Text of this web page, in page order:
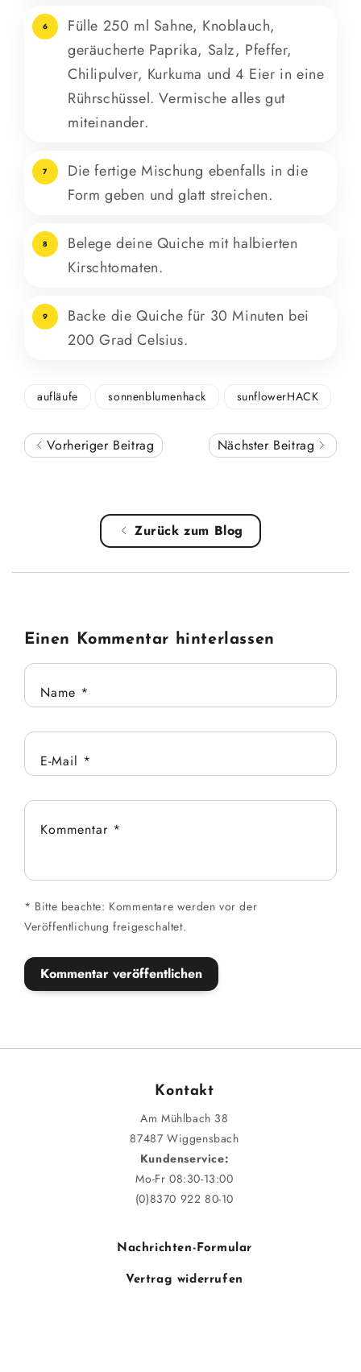
6
Fülle 250 ml Sahne, Knoblauch,
geräucherte Paprika, Salz, Pfeffer,
Chilipulver, Kurkuma und 4 Eier in eine
Rührschüssel. Vermische alles gut
miteinander.
7
Die fertige Mischung ebenfalls in die
Form geben und glatt streichen.
8
Belege deine Quiche mit halbierten
Kirschtomaten.
9
Backe die Quiche für 30 Minuten bei
200 Grad Celsius.
aufläufe sonnenblumenhack sunflowerHACK
Vorheriger Beitrag Nächster Beitrag
Zurück zum Blog
Einen Kommentar hinterlassen
Name *
E-Mail *
Kommentar *
* Bitte beachte: Kommentare werden vor der
Veröffentlichung freigeschaltet.
Kontakt
Am Mühlbach 38
87487 Wiggensbach
Kundenservice:
Mo-Fr 08:30-13:00
(0)8370 922 80-10
Nachrichten-Formular
Vertrag widerrufen